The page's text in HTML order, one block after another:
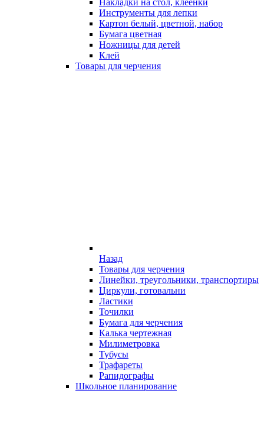
Накладки на стол, клеёнки
Инструменты для лепки
Картон белый, цветной, набор
Бумага цветная
Ножницы для детей
Клей
Товары для черчения
Назад
Товары для черчения
Линейки, треугольники, транспортиры
Циркули, готовальни
Ластики
Точилки
Бумага для черчения
Калька чертежная
Милиметровка
Тубусы
Трафареты
Рапидографы
Школьное планирование